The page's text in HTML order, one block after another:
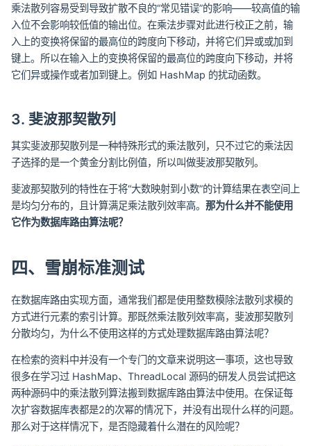
乘法散列容易受到导致扩散不良的“常见错误”的影响——较高值的输
入位不会影响较低值的输出位。在乘法步骤对此进行校正之前，输
入上的变换将保留的最高位的跨度向下移动，并将它们异或或加到
键上。所以在输入上的变换将保留的最高位的跨度向下移动，并将
它们异或操作或者加到键上。例如 HashMap 的扰动函数。
3. 斐波那契散列
其实斐波那契散列是一种特殊形式的乘法散列，只不过它的乘法因
子选择的是一个黄金分割比例值，所以叫做斐波那契散列。
斐波那契散列的特性在于将“大数映射到小数”的计算结果在表空间上
是均匀分布的，且计算满足乘法散列效率高。 那为什么并不能使用
它作为数据库路由算法呢？
四、雪崩标准测试
在数据库路由实现方面，通常我们都是使用整数模除法散列求模的
方式进行元素的索引计算。那既然乘法散列效率高，斐波那契散列
分散均匀，为什么不使用这样的方式处理数据库路由算法呢？
在检索的资料中并没有一个专门的文章来说明这一事项，这也导致
很多在学习过 HashMap、ThreadLocal 源码的研发人员尝试把这
两种源码中的乘法散列算法搬到数据库路由算法中使用。在保证每
次扩容数据库表都是2的次幂的情况下，并没有出现什么样的问题。
那么对于这样情况下，是否隐藏着什么潜在的风险呢？